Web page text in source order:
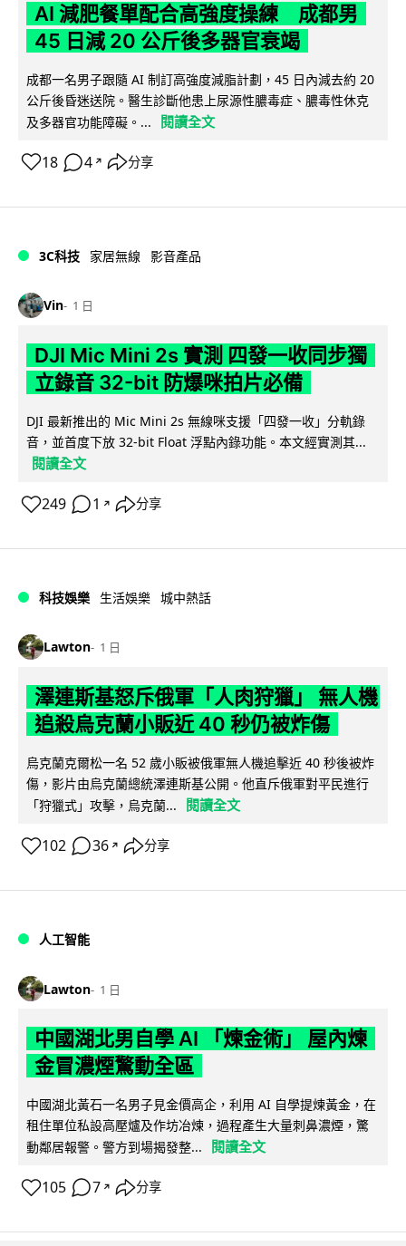
AI 減肥餐單配合高強度操練 成都男
45 日減 20 公斤後多器官衰竭
成都一名男子跟隨 AI 制訂高強度減脂計劃，45 日內減去約 20
公斤後昏迷送院。醫生診斷他患上尿源性膿毒症、膿毒性休克
及多器官功能障礙。...
閱讀全文
18 4 ↗ 分享
3C科技 家居無線 影音產品
Vin 1 日
DJI Mic Mini 2s 實測 四發一收同步獨
立錄音 32-bit 防爆咪拍片必備
DJI 最新推出的 Mic Mini 2s 無線咪支援「四發一收」分軌錄
音，並首度下放 32-bit Float 浮點內錄功能。本文經實測其...
閱讀全文
249 1 ↗ 分享
科技娛樂 生活娛樂 城中熱話
Lawton 1 日
澤連斯基怒斥俄軍「人肉狩獵」 無人機
追殺烏克蘭小販近 40 秒仍被炸傷
烏克蘭克爾松一名 52 歲小販被俄軍無人機追擊近 40 秒後被炸
傷，影片由烏克蘭總統澤連斯基公開。他直斥俄軍對平民進行
「狩獵式」攻擊，烏克蘭...
閱讀全文
102 36 ↗ 分享
人工智能
Lawton 1 日
中國湖北男自學 AI 「煉金術」 屋內煉
金冒濃煙驚動全區
中國湖北黃石一名男子見金價高企，利用 AI 自學提煉黃金，在
租住單位私設高壓爐及作坊冶煉，過程產生大量刺鼻濃煙，驚
動鄰居報警。警方到場揭發整...
閱讀全文
105 7 ↗ 分享